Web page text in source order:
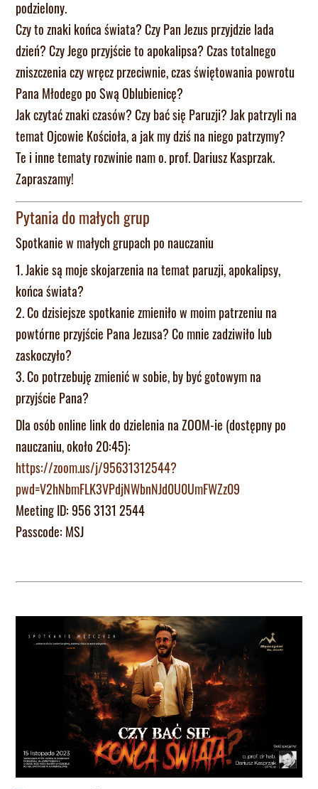
podzielony.
Czy to znaki końca świata? Czy Pan Jezus przyjdzie lada
dzień? Czy Jego przyjście to apokalipsa? Czas totalnego
zniszczenia czy wręcz przeciwnie, czas świętowania powrotu
Pana Młodego po Swą Oblubienicę?
Jak czytać znaki czasów? Czy bać się Paruzji? Jak patrzyli na
temat Ojcowie Kościoła, a jak my dziś na niego patrzymy?
Te i inne tematy rozwinie nam o. prof. Dariusz Kasprzak.
Zapraszamy!
Pytania do małych grup
Spotkanie w małych grupach po nauczaniu
1. Jakie są moje skojarzenia na temat paruzji, apokalipsy,
końca świata?
2. Co dzisiejsze spotkanie zmieniło w moim patrzeniu na
powtórne przyjście Pana Jezusa? Co mnie zadziwiło lub
zaskoczyło?
3. Co potrzebuję zmienić w sobie, by być gotowym na
przyjście Pana?
Dla osób online link do dzielenia na ZOOM-ie (dostępny po
nauczaniu, około 20:45):
https://zoom.us/j/95631312544?
pwd=V2hNbmFLK3VPdjNWbnNJd0U0UmFWZz09
Meeting ID: 956 3131 2544
Passcode: MSJ